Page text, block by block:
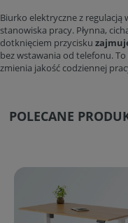
Biurko elektryczne z
stanowiska pracy. Płynna,
dotknięciem przycisku
bez wstawania od telefonu.
zmienia jakość codziennej
POLECANE